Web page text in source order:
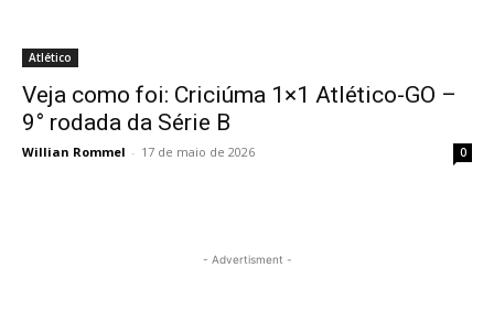
Atlético
Veja como foi: Criciúma 1×1 Atlético-GO –
9° rodada da Série B
Willian Rommel - 17 de maio de 2026 0
- Advertisment -